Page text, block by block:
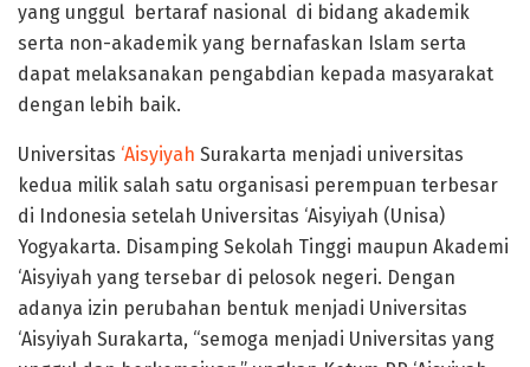
yang unggul bertaraf nasional di bidang akademik
serta non-akademik yang bernafaskan Islam serta
dapat melaksanakan pengabdian kepada masyarakat
dengan lebih baik.
Universitas ‘Aisyiyah Surakarta menjadi universitas
kedua milik salah satu organisasi perempuan terbesar
di Indonesia setelah Universitas ‘Aisyiyah (Unisa)
Yogyakarta. Disamping Sekolah Tinggi maupun Akademi
‘Aisyiyah yang tersebar di pelosok negeri. Dengan
adanya izin perubahan bentuk menjadi Universitas
‘Aisyiyah Surakarta, “semoga menjadi Universitas yang